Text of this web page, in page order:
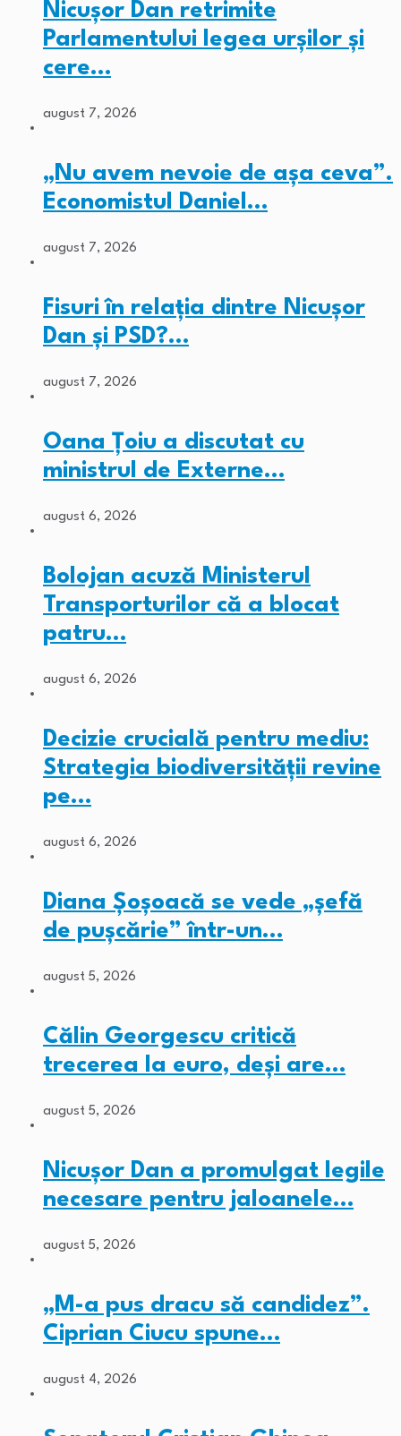
Nicușor Dan retrimite
Parlamentului legea urșilor și
cere…
august 7, 2026
„Nu avem nevoie de așa ceva”.
Economistul Daniel…
august 7, 2026
Fisuri în relația dintre Nicușor
Dan și PSD?…
august 7, 2026
Oana Țoiu a discutat cu
ministrul de Externe…
august 6, 2026
Bolojan acuză Ministerul
Transporturilor că a blocat
patru…
august 6, 2026
Decizie crucială pentru mediu:
Strategia biodiversității revine
pe…
august 6, 2026
Diana Șoșoacă se vede „șefă
de pușcărie” într-un…
august 5, 2026
Călin Georgescu critică
trecerea la euro, deși are…
august 5, 2026
Nicușor Dan a promulgat legile
necesare pentru jaloanele…
august 5, 2026
„M-a pus dracu să candidez”.
Ciprian Ciucu spune…
august 4, 2026